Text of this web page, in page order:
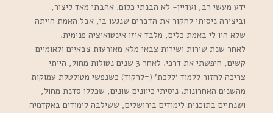
ידע מעשי רב, ועדיין- לא הבנתי כלום. אהבתי מאד ליצור,
וביצירה ניסיתי לחקור את הדברים שנגעו בי, אבל האמת הייתה
שלא היו לי באמת כלים, מלבד איזו אינטואיציה פנימית.
לאחר שנת שירות ושירות צבאי מלא מאורעות צבאיים ולאומיים
קשים, חיפשתי את דרכי. לאחר 3 שנים נטולות מחול, הייתי
צריכה לחזור ללמוד ‘ללכת’ (=לרקוד) כשנפשי מטולטלת עמוקות
מהשנים האחרונות. ניסיתי כיוונים שונים, שכללו סדנת מחול,
ושנתיים בתוכנית לימודים בירושלים, ששילבה לימודים באקדמיה